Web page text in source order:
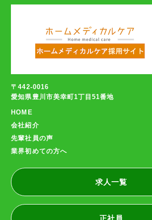
〒442-0016
愛知県豊川市美幸町1丁目51番地
HOME
会社紹介
先輩社員の声
業界初めての方へ
求人一覧
正社員